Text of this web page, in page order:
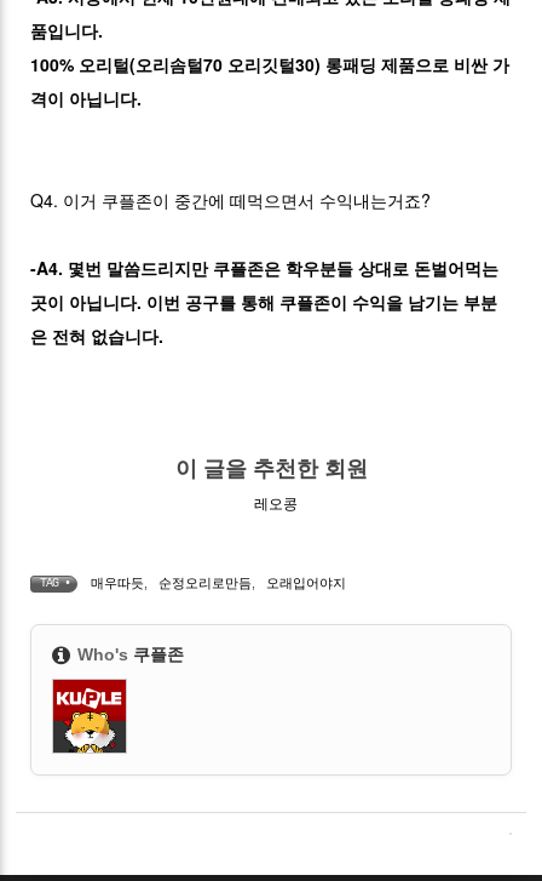
품입니다.
100% 오리털(오리솜털70 오리깃털30) 롱패딩 제품으로 비싼 가
격이 아닙니다.
Q4. 이거 쿠플존이 중간에 떼먹으면서 수익내는거죠?
-A4. 몇번 말씀드리지만 쿠플존은 학우분들 상대로 돈벌어먹는
곳이 아닙니다. 이번 공구를 통해 쿠플존이 수익을 남기는 부분
은 전혀 없습니다.
이 글을 추천한 회원
레오콩
TAG • 매우따듯 순정오리로만듬 오래입어야지
Who's 쿠플존